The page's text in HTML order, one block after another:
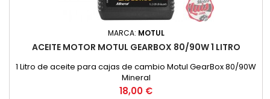
MARCA: MOTUL
ACEITE MOTOR MOTUL GEARBOX 80/90W 1 LITRO
1 Litro de aceite para cajas de cambio Motul GearBox 80/90W
Mineral
Precio
18,00 €